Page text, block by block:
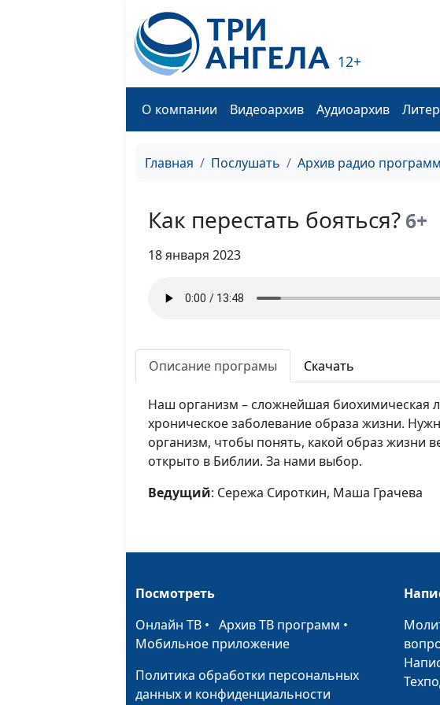
12+
О компании Видеоархив Аудиоархив
Главная Послушать Архив радио программ
Как перестать бояться? 6+
18 января 2023
Описание програмы Скачать
Наш организм – сложнейшая биохимическая
хроническое заболевание образа жизни.
организм, чтобы понять, какой образ жизни
открыто в Библии. За нами выбор.
Ведущий: Сережа Сироткин, Маша Грачева
Посмотреть
Онлайн ТВ • Архив ТВ программ •
Мобильное приложение
Политика обработки персональных
данных и конфиденциальности